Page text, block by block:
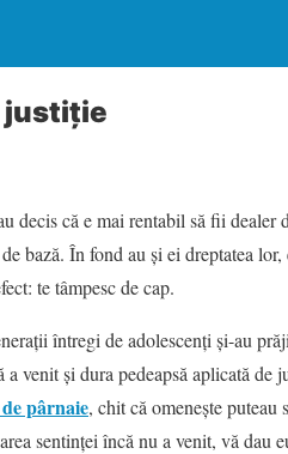
justiţie
decis că e mai rentabil să fii dealer
bază. În fond au şi ei dreptatea
te tâmpesc de cap.
întregi de adolescenţi şi-au
a venit şi dura pedeapsă aplicată de
pârnaie, chit că omeneşte puteau
sentinţei încă nu a venit, vă dau